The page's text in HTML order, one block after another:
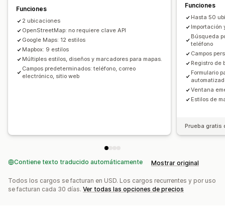
Búsqueda de sucursal
Búsqueda de nombre de la tienda
Etiquetas Geolocalización
Filtros personalizados
Informes de búsqueda
Informes y estadísticas
Funciones
2 ubicaciones
OpenStreetMap: no requiere clave API
Google Maps: 12 estilos
Mapbox: 9 estilos
Múltiples estilos, diseños y marcadores para mapas.
Campos predeterminados: teléfono, correo
electrónico, sitio web
Funciones
Hasta 50
Importación
Búsqueda
teléfono
Campos
Registro de
Formulario
Ventana
Estilos de
Prueba gratis
Contiene texto traducido automáticamente Mostrar original
Todos los cargos se facturan en USD. Los cargos recurrentes y por uso
se facturan cada 30 días. Ver todas las opciones de precios